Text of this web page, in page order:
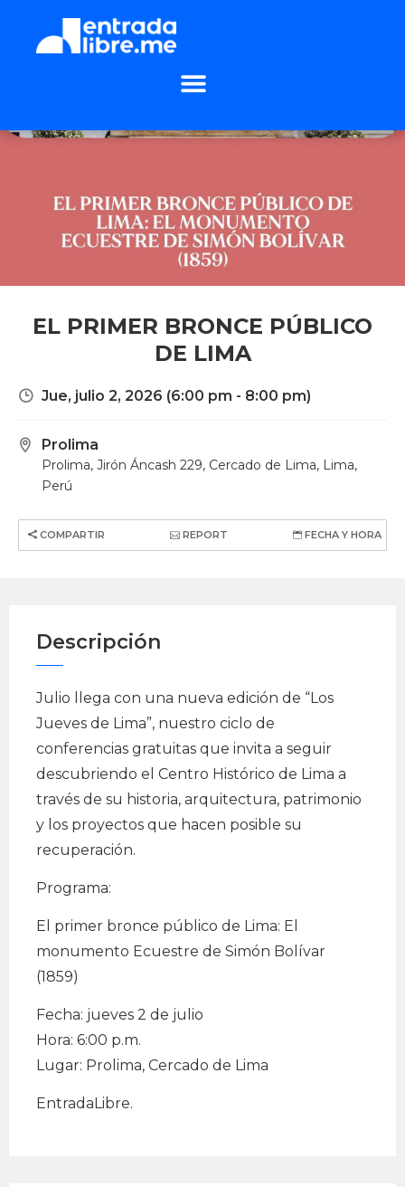
EL PRIMER BRONCE PÚBLICO
DE LIMA
Jue, julio 2, 2026 (6:00 pm - 8:00 pm)
Prolima
Prolima, Jirón Áncash 229, Cercado de Lima, Lima,
Perú
COMPARTIR REPORT FECHA Y HORA
Descripción
Julio llega con una nueva edición de “Los
Jueves de Lima”, nuestro ciclo de
conferencias gratuitas que invita a seguir
descubriendo el Centro Histórico de Lima a
través de su historia, arquitectura, patrimonio
y los proyectos que hacen posible su
recuperación.
Programa:
El primer bronce público de Lima: El
monumento Ecuestre de Simón Bolívar
(1859)
Fecha: jueves 2 de julio
Hora: 6:00 p.m.
Lugar: Prolima, Cercado de Lima
EntradaLibre.